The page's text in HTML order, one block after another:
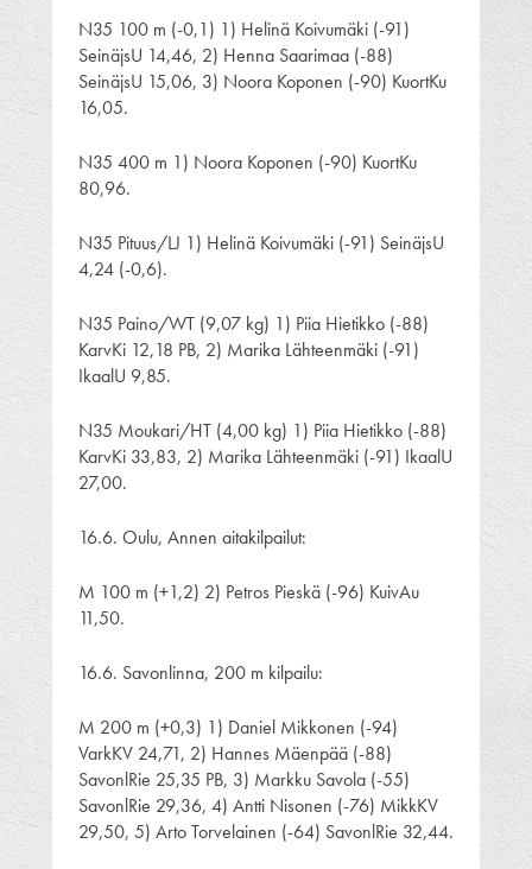
N35 100 m (-0,1) 1) Helinä Koivumäki (-91)
SeinäjsU 14,46, 2) Henna Saarimaa (-88)
SeinäjsU 15,06, 3) Noora Koponen (-90) KuortKu
16,05.
N35 400 m 1) Noora Koponen (-90) KuortKu
80,96.
N35 Pituus/LJ 1) Helinä Koivumäki (-91) SeinäjsU
4,24 (-0,6).
N35 Paino/WT (9,07 kg) 1) Piia Hietikko (-88)
KarvKi 12,18 PB, 2) Marika Lähteenmäki (-91)
IkaalU 9,85.
N35 Moukari/HT (4,00 kg) 1) Piia Hietikko (-88)
KarvKi 33,83, 2) Marika Lähteenmäki (-91) IkaalU
27,00.
16.6. Oulu, Annen aitakilpailut:
M 100 m (+1,2) 2) Petros Pieskä (-96) KuivAu
11,50.
16.6. Savonlinna, 200 m kilpailu:
M 200 m (+0,3) 1) Daniel Mikkonen (-94)
VarkKV 24,71, 2) Hannes Mäenpää (-88)
SavonlRie 25,35 PB, 3) Markku Savola (-55)
SavonlRie 29,36, 4) Antti Nisonen (-76) MikkKV
29,50, 5) Arto Torvelainen (-64) SavonlRie 32,44.